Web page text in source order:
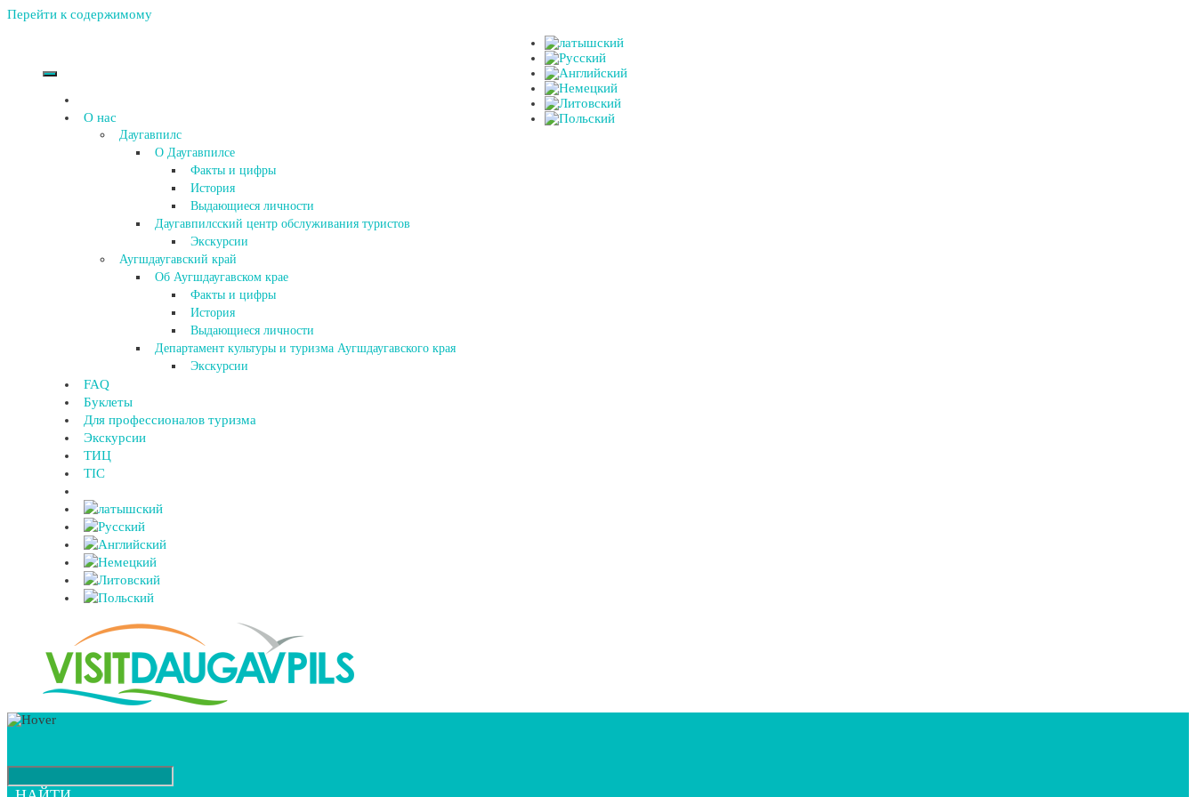
Перейти к содержимому
О нас
Даугавпилс
О Даугавпилсе
Факты и цифры
История
Выдающиеся личности
Даугавпилсский центр обслуживания туристов
Экскурсии
Аугшдаугавский край
Об Аугшдаугавском крае
Факты и цифры
История
Выдающиеся личности
Департамент культуры и туризма Аугшдаугавского края
Экскурсии
FAQ
Буклеты
Для профессионалов туризма
Экскурсии
ТИЦ
TIC